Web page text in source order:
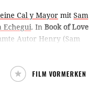
Cal y Mayor mit Sam
Echegui. In Book of Love
Autor Henry (Sam
sein Buch in einen
hat. Darüber ist er
Zu allem Elend wird
FILM VORMERKEN